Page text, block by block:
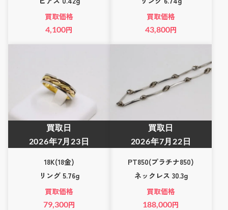
買取価格
4,100円
買取価格
43,800円
買取日
2026年7月23日
18K(18金)
リング 5.76g
買取価格
79,300円
買取日
2026年7月22日
PT850(プラチナ850)
ネックレス 30.3g
買取価格
188,000円